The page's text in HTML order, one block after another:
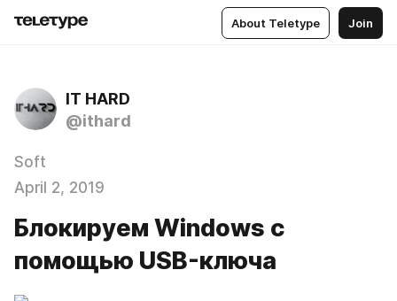
About Teletype Join
IT HARD
@ithard
Soft
April 2, 2019
Блокируем Windows с
помощью USB-ключа